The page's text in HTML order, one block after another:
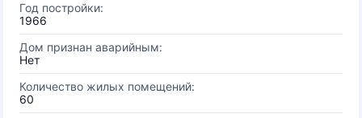
Год постройки:
1966
Дом признан аварийным:
Нет
Количество жилых помещений:
60